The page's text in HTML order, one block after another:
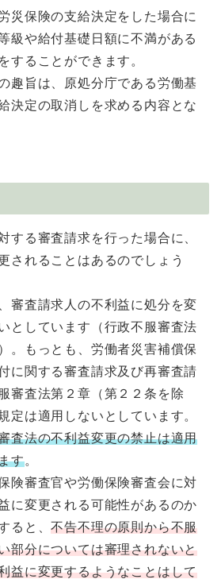
災保険の支給決定をした場合に
級や給付基礎日額に不満がある
することができます。
趣旨は、原処分庁である労働基
決定の取消しを求める内容とな
する審査請求を行った場合に、
されることはあるのでしょう
審査請求人の不利益に処分を変
としています（行政不服審査法
。もっとも、労働者災害補償保
に関する審査請求及び再審査請
審査法第２章（第２２条を除
定は適用しないとしています。
査法の不利益変更の禁止は適用
す。
険審査官や労働保険審査会に対
に変更される可能性があるのか
ると、不告不理の原則から不服
部分については審理されないと
益に変更するようなことはして